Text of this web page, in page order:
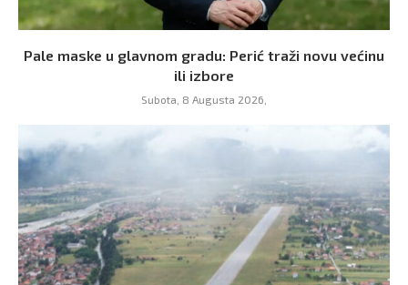
Pale maske u glavnom gradu: Perić traži novu većinu
ili izbore
Subota, 8 Augusta 2026,